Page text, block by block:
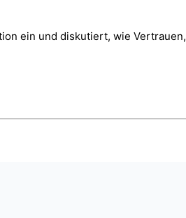
ein und diskutiert, wie Vertrauen,